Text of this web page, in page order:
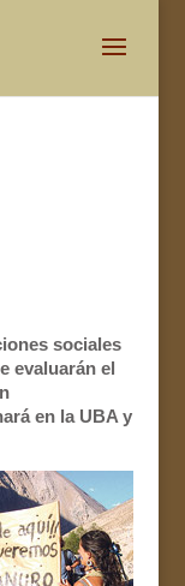
sociales
evaluarán el
en la UBA y